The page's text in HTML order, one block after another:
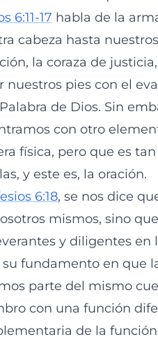
6:11-17 habla de la
cabeza hasta
la coraza de
nuestros pies con el
de Dios. Sin
con otro
física, pero que es
y este es, la oración.
6:18, se nos dice
mismos, sino
y diligentes en
fundamento en que
parte del mismo
con una función
de la